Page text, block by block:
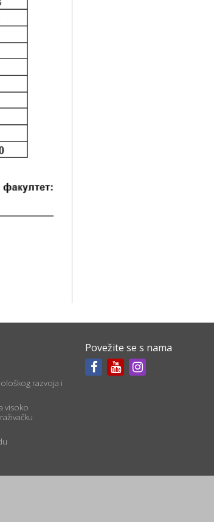
razvoja i
visoko
Povežite se s nama